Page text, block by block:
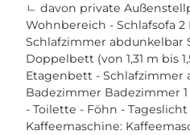
ㄴ davon private
Wohnbereich - Schlafsofa 2
Schlafzimmer abdunkelbar
Doppelbett (von 1,31 m bis
Etagenbett - Schlafzimmer
Badezimmer Badezimmer
- Toilette - Föhn -
Kaffeemaschine: